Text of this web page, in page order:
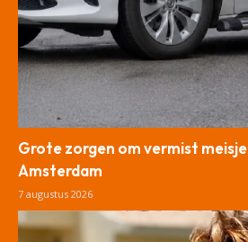
Grote zorgen om vermist meisje
Amsterdam
7 augustus 2026